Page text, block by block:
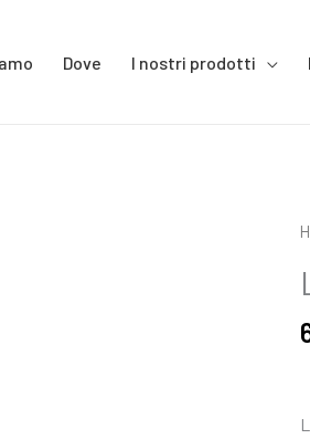
Dove I nostri prodotti
a